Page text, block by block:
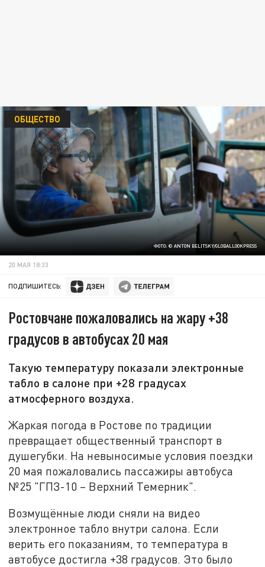
ФОТО: © ANTON BELITSKY/GLOBALLOOKPRESS
ОБЩЕСТВО
20 МАЯ 18:33
ПОДПИШИТЕСЬ:
Ростовчане пожаловались на жару +38
градусов в автобусах 20 мая
Такую температуру показали электронные
табло в салоне при +28 градусах
атмосферного воздуха.
Жаркая погода в Ростове по традиции
превращает общественный транспорт в
душегубки. На невыносимые условия поездки
20 мая пожаловались пассажиры автобуса
№25 "ГПЗ-10 – Верхний Темерник".
Возмущённые люди сняли на видео
электронное табло внутри салона. Если
верить его показаниям, то температура в
автобусе достигла +38 градусов. Это было